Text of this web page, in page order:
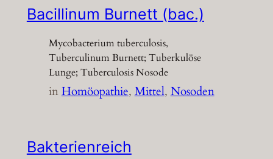
Bacillinum Burnett (bac.)
Mycobacterium tuberculosis,
Tuberculinum Burnett; Tuberkulöse
Lunge; Tuberculosis Nosode
inHomöopathie, Mittel, Nosoden
Bakterienreich